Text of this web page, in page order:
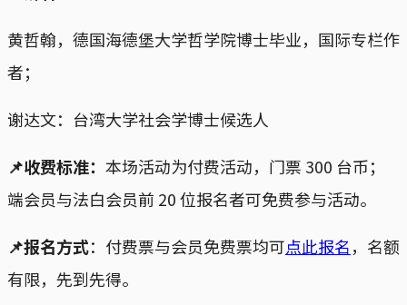
黄哲翰，德国海德堡大学哲学院博士毕业，国际专栏作
者；
谢达文：台湾大学社会学博士候选人
📌收费标准： 本场活动为付费活动，门票 300 台币；
端会员与法白会员前 20 位报名者可免费参与活动。
📌报名方式：付费票与会员免费票均可点此报名，名额
有限，先到先得。